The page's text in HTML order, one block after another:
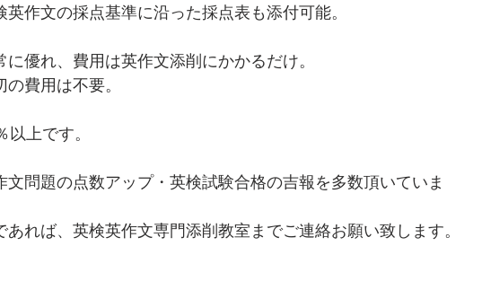
作文の採点基準に沿った採点表も添付可能。
優れ、費用は英作文添削にかかるだけ。
費用は不要。
上です。
問題の点数アップ・英検試験合格の吉報を多数頂いていま
れば、英検英作文専門添削教室までご連絡お願い致します。